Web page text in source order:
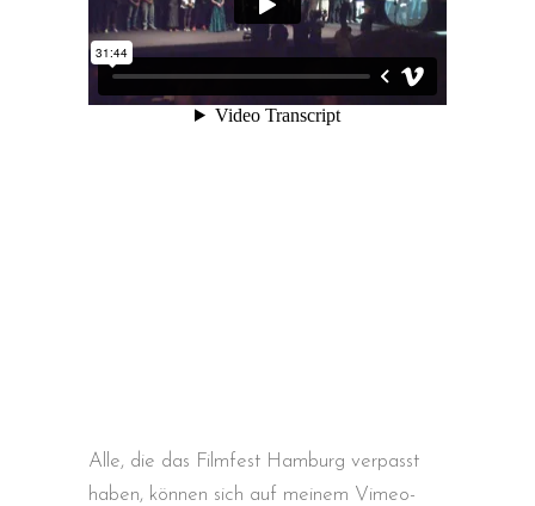
Alle, die das Filmfest Hamburg verpasst
haben, können sich auf meinem Vimeo-